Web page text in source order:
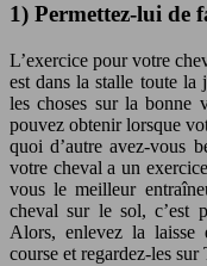
1) Permettez-lui de
L’exercice pour votre
est dans la stalle toute la
les choses sur la bonne
pouvez obtenir lorsque
quoi d’autre avez-vous
votre cheval a un
vous le meilleur
cheval sur le sol, c’est
Alors, enlevez la laisse
course et regardez-les